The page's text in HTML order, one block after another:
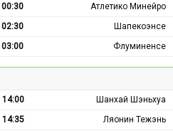
00:30
Атлетико Минейро
02:30
Шапекоэнсе
03:00 Флуминенсе
14:00
Шанхай Шэньхуа
14:35
Ляонин Тежэнь